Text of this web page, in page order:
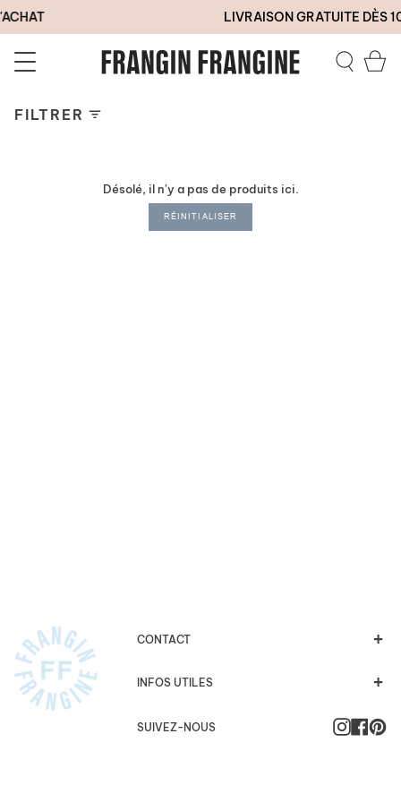
au
page
LIVRAISON GRATUITE DÈS
FILTRER
Désolé, il n'y a pas de produits ici.
RÉINITIALISER
CONTACT
INFOS UTILES
SUIVEZ-NOUS Instagram